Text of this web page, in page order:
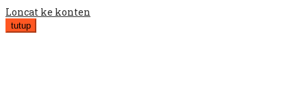
Loncat ke konten
tutup